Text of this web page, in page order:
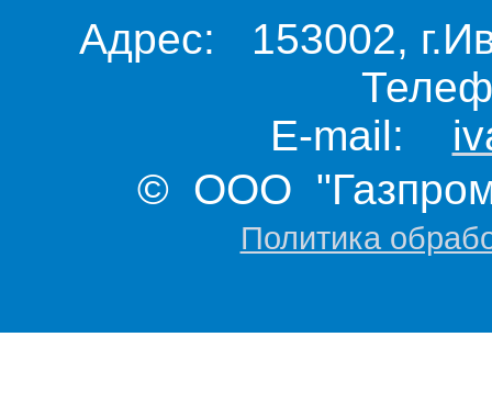
Адрес: 153002,
E-mail:
© ООО "Газпром
Политика